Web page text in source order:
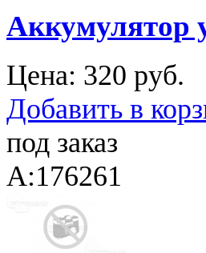
Аккумулятор
Цена: 320 руб.
Добавить в
под заказ
A:176261